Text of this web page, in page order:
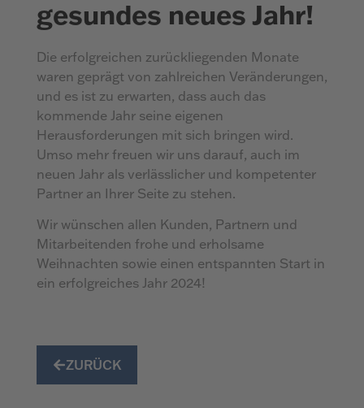
gesundes neues Jahr!
Die erfolgreichen zurückliegenden Monate
waren geprägt von zahlreichen Veränderungen,
und es ist zu erwarten, dass auch das
kommende Jahr seine eigenen
Herausforderungen mit sich bringen wird.
Umso mehr freuen wir uns darauf, auch im
neuen Jahr als verlässlicher und kompetenter
Partner an Ihrer Seite zu stehen.
Wir wünschen allen Kunden, Partnern und
Mitarbeitenden frohe und erholsame
Weihnachten sowie einen entspannten Start in
ein erfolgreiches Jahr 2024!
ZURÜCK